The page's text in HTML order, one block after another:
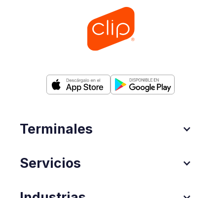
Terminales
Servicios